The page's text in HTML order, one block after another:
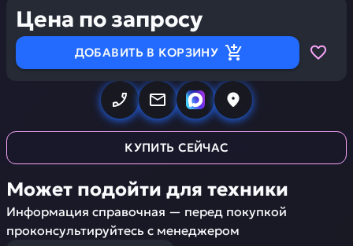
Цена по запросу
ДОБАВИТЬ В КОРЗИНУ
КУПИТЬ СЕЙЧАС
Может подойти для техники
Информация справочная — перед покупкой
проконсультируйтесь с менеджером